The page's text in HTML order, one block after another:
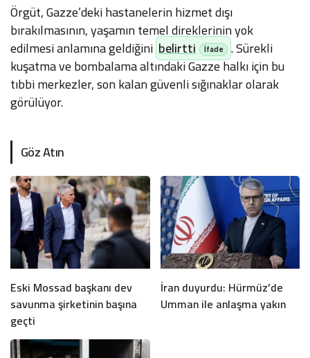
Örgüt, Gazze’deki hastanelerin hizmet dışı
bırakılmasının, yaşamın temel direklerinin yok
edilmesi anlamına geldiğini belirtti . Sürekli
kuşatma ve bombalama altındaki Gazze halkı için bu
tıbbi merkezler, son kalan güvenli sığınaklar olarak
görülüyor.
Göz Atın
Eski Mossad başkanı dev
savunma şirketinin başına
geçti
İran duyurdu: Hürmüz’de
Umman ile anlaşma yakın